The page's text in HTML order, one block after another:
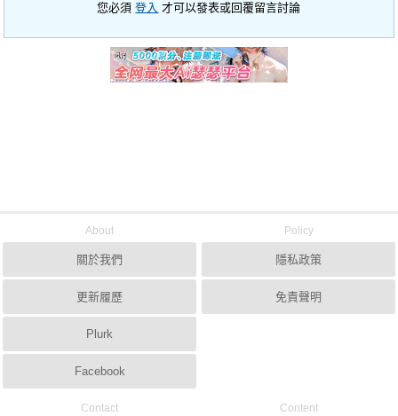
您必須登入 才可以發表或回覆留言討論
About
關於我們
更新履歷
Plurk
Facebook
Policy
隱私政策
免責聲明
Contact Content